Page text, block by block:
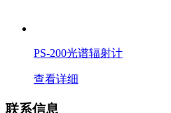
PS-200光谱辐射计
查看详细
联系信息